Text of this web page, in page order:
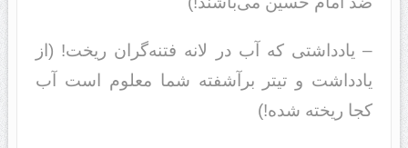
– یادداشتی که آب در لانه فتنه‌گران ریخت! (از
یادداشت و تیتر برآشفته شما معلوم است آب
کجا ریخته شده!)